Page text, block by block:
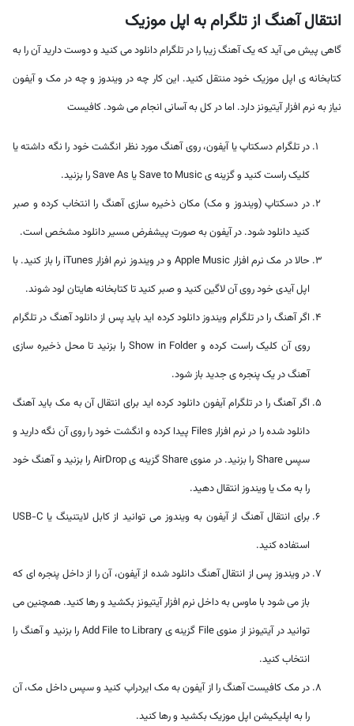
انتقال آهنگ از تلگرام به اپل موزیک
گاهی پیش می آید که یک آهنگ زیبا را در تلگرام دانلود می کنید و دوست دارید آن را به
کتابخانه ی اپل موزیک خود منتقل کنید. این کار چه در ویندوز و چه در مک و آیفون
نیاز به نرم افزار آیتیونز دارد. اما در کل به آسانی انجام می شود. کافیست
در تلگرام دسکتاپ یا آیفون، روی آهنگ مورد نظر انگشت خود را نگه داشته یا
کلیک راست کنید و گزینه ی Save to Music یا Save As را بزنید.
در دسکتاپ (ویندوز و مک) مکان ذخیره سازی آهنگ را انتخاب کرده و صبر
کنید دانلود شود. در آیفون به صورت پیشفرض مسیر دانلود مشخص است.
حالا در مک نرم افزار Apple Music و در ویندوز نرم افزار iTunes را باز کنید. با
اپل آیدی خود روی آن لاگین کنید و صبر کنید تا کتابخانه هایتان لود شوند.
اگر آهنگ را در تلگرام ویندوز دانلود کرده اید باید پس از دانلود آهنگ در تلگرام
روی آن کلیک راست کرده و Show in Folder را بزنید تا محل ذخیره سازی
آهنگ در یک پنجره ی جدید باز شود.
اگر آهنگ را در تلگرام آیفون دانلود کرده اید برای انتقال آن به مک باید آهنگ
دانلود شده را در نرم افزار Files پیدا کرده و انگشت خود را روی آن نگه دارید و
سپس Share را بزنید. در منوی Share گزینه ی AirDrop را بزنید و آهنگ خود
را به مک یا ویندوز انتقال دهید.
برای انتقال آهنگ از آیفون به ویندوز می توانید از کابل لایتنینگ یا USB-C
استفاده کنید.
در ویندوز پس از انتقال آهنگ دانلود شده از آیفون، آن را از داخل پنجره ای که
باز می شود با ماوس به داخل نرم افزار آیتیونز بکشید و رها کنید. همچنین می
توانید در آیتیونز از منوی File گزینه ی Add File to Library را بزنید و آهنگ را
انتخاب کنید.
در مک کافیست آهنگ را از آیفون به مک ایردراپ کنید و سپس داخل مک، آن
را به اپلیکیشن اپل موزیک بکشید و رها کنید.